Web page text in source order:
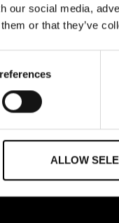
our social media,
or that they’ve
ALLOW